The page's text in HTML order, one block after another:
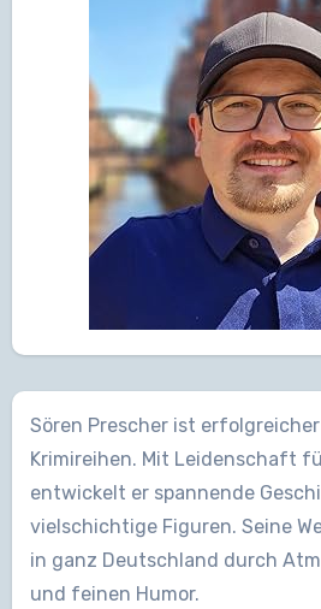
Sören Prescher ist
Krimireihen. Mit Leidenschaft
entwickelt er spannende
vielschichtige Figuren. Seine
in ganz Deutschland durch
und feinen Humor.